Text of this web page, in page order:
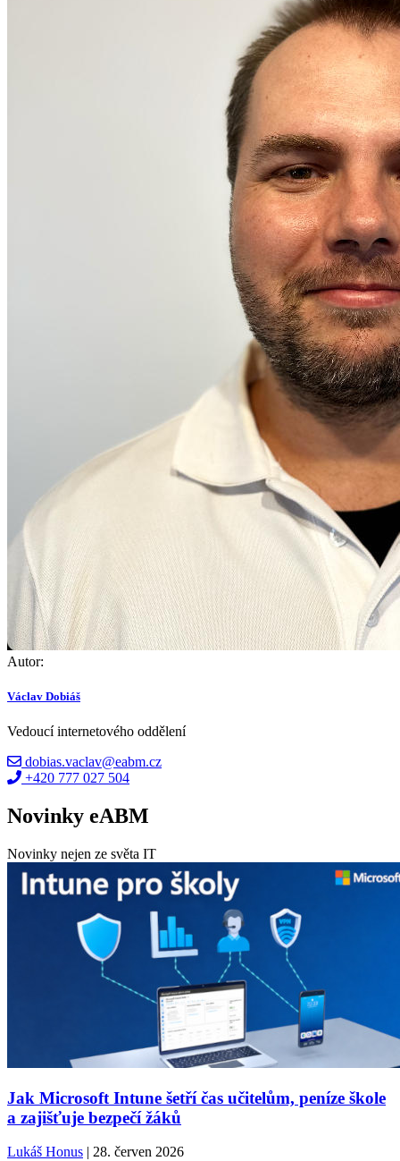
Autor:
Václav Dobiáš
Vedoucí internetového oddělení
dobias.vaclav@eabm.cz
+420 777 027 504
Novinky eABM
Novinky nejen ze světa IT
Jak Microsoft Intune šetří čas učitelům, peníze škole
a zajišťuje bezpečí žáků
Lukáš Honus | 28. červen 2026